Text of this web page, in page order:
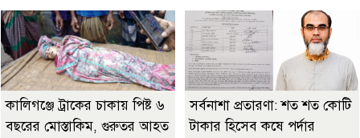
কালিগঞ্জে ট্রাকের চাকায় পিষ্ট ৬
বছরের মোস্তাকিম, গুরুতর আহত
সর্বনাশা প্রতারণা: শত শত কোটি
টাকার হিসেব কষে পর্দার